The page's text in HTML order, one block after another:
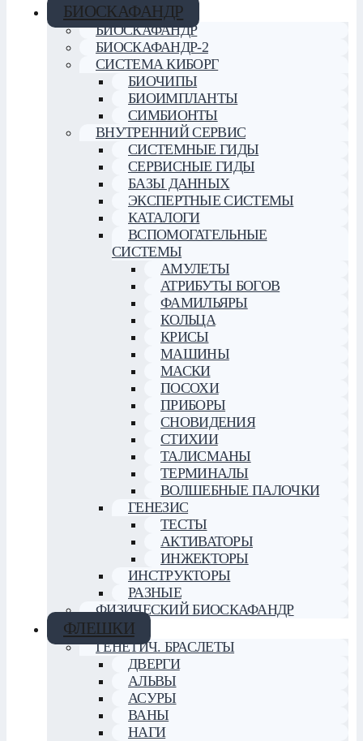
БИОСКАФАНДР
БИОСКАФАНДР
БИОСКАФАНДР-2
СИСТЕМА КИБОРГ
БИОЧИПЫ
БИОИМПЛАНТЫ
СИМБИОНТЫ
ВНУТРЕННИЙ СЕРВИС
СИСТЕМНЫЕ ГИДЫ
СЕРВИСНЫЕ ГИДЫ
БАЗЫ ДАННЫХ
ЭКСПЕРТНЫЕ СИСТЕМЫ
КАТАЛОГИ
ВСПОМОГАТЕЛЬНЫЕ
СИСТЕМЫ
АМУЛЕТЫ
АТРИБУТЫ БОГОВ
ФАМИЛЬЯРЫ
КОЛЬЦА
КРИСЫ
МАШИНЫ
МАСКИ
ПОСОХИ
ПРИБОРЫ
СНОВИДЕНИЯ
СТИХИИ
ТАЛИСМАНЫ
ТЕРМИНАЛЫ
ВОЛШЕБНЫЕ ПАЛОЧКИ
ГЕНЕЗИС
ТЕСТЫ
АКТИВАТОРЫ
ИНЖЕКТОРЫ
ИНСТРУКТОРЫ
РАЗНЫЕ
ФИЗИЧЕСКИЙ БИОСКАФАНДР
ФЛЕШКИ
ГЕНЕТИЧ. БРАСЛЕТЫ
ДВЕРГИ
АЛЬВЫ
АСУРЫ
ВАНЫ
НАГИ